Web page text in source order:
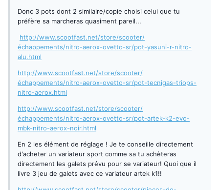
Donc 3 pots dont 2 similaire/copie choisi celui que tu
préfère sa marcheras quasiment pareil...
http://www.scootfast.net/store/scooter/
échappements/nitro-aerox-ovetto-sr/pot-yasuni-r-nitro-
alu.html
http://www.scootfast.net/store/scooter/
échappements/nitro-aerox-ovetto-sr/pot-tecnigas-triops-
nitro-aerox.html
http://www.scootfast.net/store/scooter/
échappements/nitro-aerox-ovetto-sr/pot-artek-k2-evo-
mbk-nitro-aerox-noir.html
En 2 les élément de réglage ! Je te conseille directement
d'acheter un variateur sport comme sa tu achèteras
directement les galets prévu pour se variateur! Quoi que il
livre 3 jeu de galets avec ce variateur artek k1!!